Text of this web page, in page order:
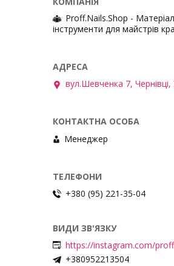
Proff.Nails.Shop -
інструменти для майстрів
вул.Шевченка 7, Чернівці,
Менеджер
+380 (95) 221-35-04
+380952213504